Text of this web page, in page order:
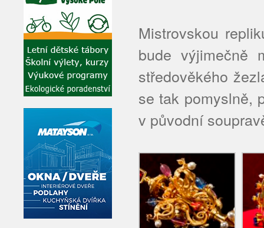
Mistrovskou
bude výjimečně
středověkého
se tak pomyslně,
v původní